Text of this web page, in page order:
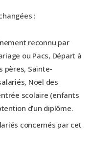
:
reconnu par
ou Pacs, Départ à
pères, Sainte-
Noël des
scolaire (enfants
d’un diplôme.
concernés par cet